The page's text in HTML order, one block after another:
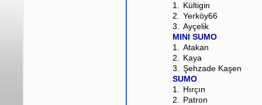
1.
Kültigin
2.
Yerköy66
3.
Ayçelik
MINI SUMO
1.
Atakan
2.
Kaya
3.
Şehzade Kaşen
SUMO
1.
Hırçın
2.
Patron